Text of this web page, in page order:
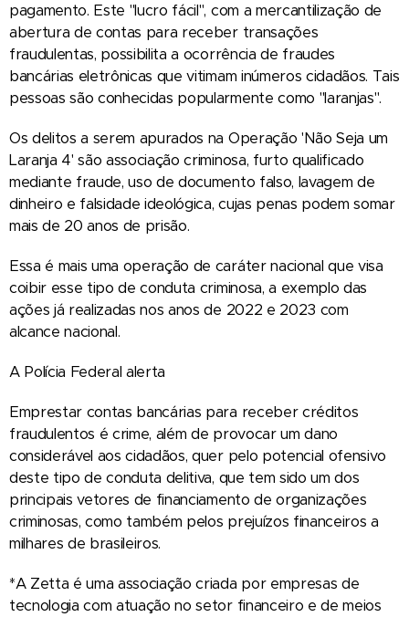
pagamento. Este "lucro fácil", com a mercantilização de
abertura de contas para receber transações
fraudulentas, possibilita a ocorrência de fraudes
bancárias eletrônicas que vitimam inúmeros cidadãos. Tais
pessoas são conhecidas popularmente como "laranjas".
Os delitos a serem apurados na Operação 'Não Seja um
Laranja 4' são associação criminosa, furto qualificado
mediante fraude, uso de documento falso, lavagem de
dinheiro e falsidade ideológica, cujas penas podem somar
mais de 20 anos de prisão.
Essa é mais uma operação de caráter nacional que visa
coibir esse tipo de conduta criminosa, a exemplo das
ações já realizadas nos anos de 2022 e 2023 com
alcance nacional.
A Polícia Federal alerta
Emprestar contas bancárias para receber créditos
fraudulentos é crime, além de provocar um dano
considerável aos cidadãos, quer pelo potencial ofensivo
deste tipo de conduta delitiva, que tem sido um dos
principais vetores de financiamento de organizações
criminosas, como também pelos prejuízos financeiros a
milhares de brasileiros.
*A Zetta é uma associação criada por empresas de
tecnologia com atuação no setor financeiro e de meios